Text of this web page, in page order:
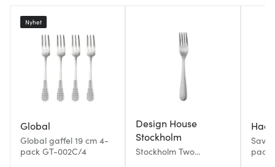
Global
Global gaffel 19 cm 4-
pack GT-002C/4
Nyhet
Design House
Stockholm
Stockholm Two
pack